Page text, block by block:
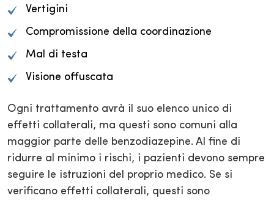
Vertigini
Compromissione della coordinazione
Mal di testa
Visione offuscata
Ogni trattamento avrà il suo elenco unico di
effetti collaterali, ma questi sono comuni alla
maggior parte delle benzodiazepine. Al fine di
ridurre al minimo i rischi, i pazienti devono sempre
seguire le istruzioni del proprio medico. Se si
verificano effetti collaterali, questi sono